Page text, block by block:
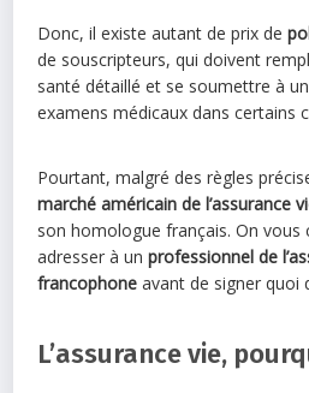
Donc, il existe autant de prix de
de souscripteurs, qui doivent
santé détaillé et se soumettre à
examens médicaux dans certains
Pourtant, malgré des règles
marché américain de l’assurance
son homologue français. On vous
adresser à unprofessionnel de
francophone avant de signer quoi
L’assurance vie,